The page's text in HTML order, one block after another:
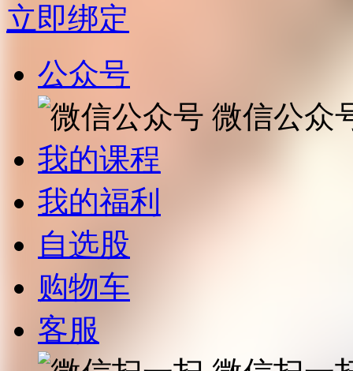
立即绑定
公众号
微信公众
我的课程
我的福利
自选股
购物车
客服